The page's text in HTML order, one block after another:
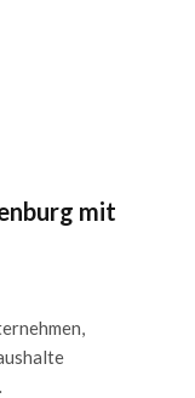
mit